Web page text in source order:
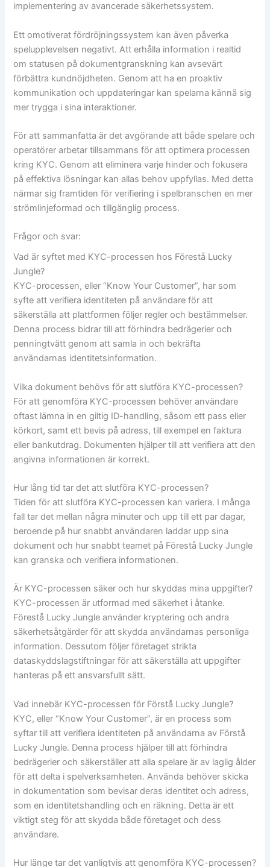
implementering av avancerade säkerhetssystem.
Ett omotiverat fördröjningssystem kan även påverka
spelupplevelsen negativt. Att erhålla information i realtid
om statusen på dokumentgranskning kan avsevärt
förbättra kundnöjdheten. Genom att ha en proaktiv
kommunikation och uppdateringar kan spelarna kännä sig
mer trygga i sina interaktioner.
För att sammanfatta är det avgörande att både spelare och
operatörer arbetar tillsammans för att optimera processen
kring KYC. Genom att eliminera varje hinder och fokusera
på effektiva lösningar kan allas behov uppfyllas. Med detta
närmar sig framtiden för verifiering i spelbranschen en mer
strömlinjeformad och tillgänglig process.
Frågor och svar:
Vad är syftet med KYC-processen hos Förestå Lucky
Jungle?
KYC-processen, eller “Know Your Customer”, har som
syfte att verifiera identiteten på användare för att
säkerställa att plattformen följer regler och bestämmelser.
Denna process bidrar till att förhindra bedrägerier och
penningtvätt genom att samla in och bekräfta
användarnas identitetsinformation.
Vilka dokument behövs för att slutföra KYC-processen?
För att genomföra KYC-processen behöver användare
oftast lämna in en giltig ID-handling, såsom ett pass eller
körkort, samt ett bevis på adress, till exempel en faktura
eller bankutdrag. Dokumenten hjälper till att verifiera att den
angivna informationen är korrekt.
Hur lång tid tar det att slutföra KYC-processen?
Tiden för att slutföra KYC-processen kan variera. I många
fall tar det mellan några minuter och upp till ett par dagar,
beroende på hur snabbt användaren laddar upp sina
dokument och hur snabbt teamet på Förestå Lucky Jungle
kan granska och verifiera informationen.
Är KYC-processen säker och hur skyddas mina uppgifter?
KYC-processen är utformad med säkerhet i åtanke.
Förestå Lucky Jungle använder kryptering och andra
säkerhetsåtgärder för att skydda användarnas personliga
information. Dessutom följer företaget strikta
dataskyddslagstiftningar för att säkerställa att uppgifter
hanteras på ett ansvarsfullt sätt.
Vad innebär KYC-processen för Förstå Lucky Jungle?
KYC, eller “Know Your Customer”, är en process som
syftar till att verifiera identiteten på användarna av Förstå
Lucky Jungle. Denna process hjälper till att förhindra
bedrägerier och säkerställer att alla spelare är av laglig ålder
för att delta i spelverksamheten. Använda behöver skicka
in dokumentation som bevisar deras identitet och adress,
som en identitetshandling och en räkning. Detta är ett
viktigt steg för att skydda både företaget och dess
användare.
Hur länge tar det vanligtvis att genomföra KYC-processen?